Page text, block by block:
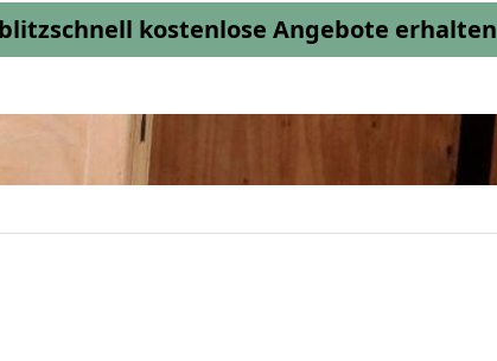
blitzschnell kostenlose Angebote erhalten